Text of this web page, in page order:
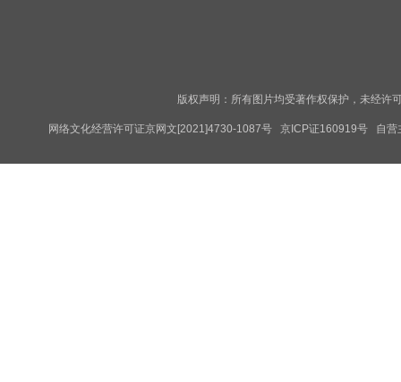
版权声明：所有图片均受著作权保护，未经许
网络文化经营许可证京网文[2021]4730-1087号 京ICP证160919号 自营